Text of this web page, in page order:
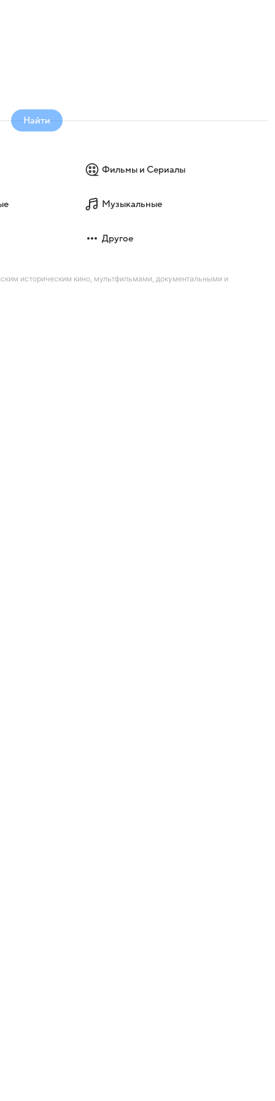
Найти
Фильмы и Сериалы
Музыкальные
Другое
историческим кино, мультфильмами, документальными и